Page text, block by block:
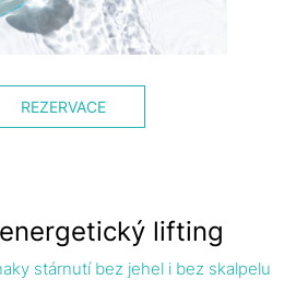
REZERVACE
lifting
stárnutí bez jehel i bez skalpelu